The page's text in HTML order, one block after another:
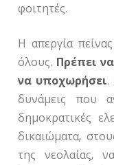
φοιτητές.
Η απεργία
όλους. Πρέπει
να υποχωρήσει.
δυνάμεις που
δημοκρατικές
δικαιώματα,
της νεολαίας,